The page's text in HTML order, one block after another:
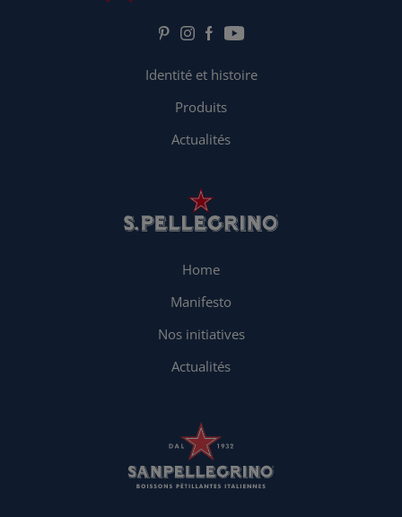
Identité et histoire
Produits
Actualités
Home
Manifesto
Nos initiatives
Actualités